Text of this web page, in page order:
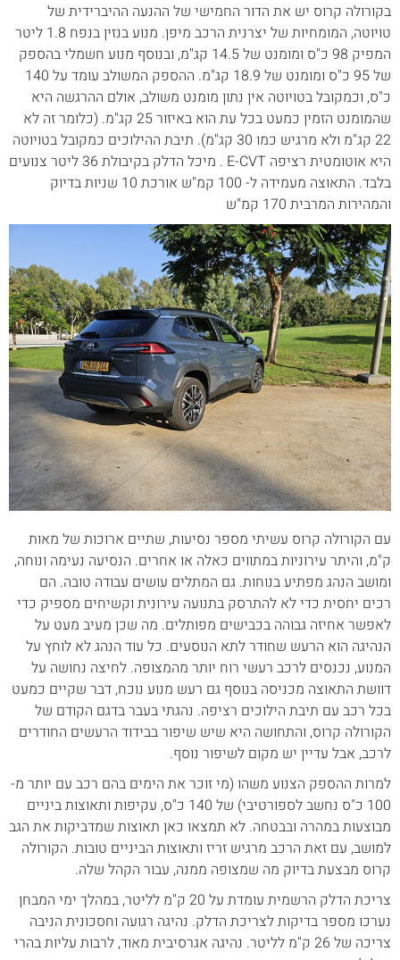
בקורולה קרוס יש את הדור החמישי של ההנעה ההיברידית של
טויוטה, המומחיות של יצרנית הרכב מיפן. מנוע בנזין בנפח 1.8 ליטר
המפיק 98 כ"ס ומומנט של 14.5 קג"מ, ובנוסף מנוע חשמלי בהספק
של 95 כ"ס ומומנט של 18.9 קג"מ. ההספק המשולב עומד על 140
כ"ס, וכמקובל בטויוטה אין נתון מומנט משולב, אולם ההרגשה היא
שהמומנט הזמין כמעט בכל עת הוא באיזור 25 קג"מ. (כלומר זה לא
22 קג"מ ולא מרגיש כמו 30 קג"מ). תיבת ההילוכים כמקובל בטויוטה
היא אוטומטית רציפה E-CVT . מיכל הדלק בקיבולת 36 ליטר צנועים
בלבד. התאוצה מעמידה ל- 100 קמ"ש אורכת 10 שניות בדיוק
והמהירות המרבית 170 קמ"ש
עם הקורולה קרוס עשיתי מספר נסיעות, שתיים ארוכות של מאות
ק"מ, והיתר עירוניות במתווים כאלה או אחרים. הנסיעה נעימה ונוחה,
ומושב הנהג מפתיע בנוחות. גם המתלים עושים עבודה טובה. הם
רכים יחסית כדי לא להתרסק בתנועה עירונית וקשיחים מספיק כדי
לאפשר אחיזה גבוהה בכבישים מפותלים. מה שכן מעיב מעט על
הנהיגה הוא הרעש שחודר לתא הנוסעים. כל עוד הנהג לא לוחץ על
המנוע, נכנסים לרכב רעשי רוח יותר מהמצופה. לחיצה נחושה על
דוושת התאוצה מכניסה בנוסף גם רעש מנוע נוכח, דבר שקיים כמעט
בכל רכב עם תיבת הילוכים רציפה. נהגתי בעבר בדגם הקודם של
הקורולה קרוס, והתחושה היא שיש שיפור בבידוד הרעשים החודרים
לרכב, אבל עדיין יש מקום לשיפור נוסף.
למרות ההספק הצנוע משהו (מי זוכר את הימים בהם רכב עם יותר מ-
100 כ"ס נחשב לספורטיבי) של 140 כ"ס, עקיפות ותאוצות ביניים
מבוצעות במהרה ובבטחה. לא תמצאו כאן תאוצות שמדביקות את הגב
למושב, עם זאת הרכב מרגיש זריז ותאוצות הביניים טובות. הקורולה
קרוס מבצעת בדיוק מה שמצופה ממנה, עבור הקהל שלה.
צריכת הדלק הרשמית עומדת על 20 ק"מ לליטר, במהלך ימי המבחן
נערכו מספר בדיקות לצריכת הדלק. נהיגה רגועה וחסכונית הניבה
צריכה של 26 ק"מ לליטר. נהיגה אגרסיבית מאוד, לרבות עליות בהרי